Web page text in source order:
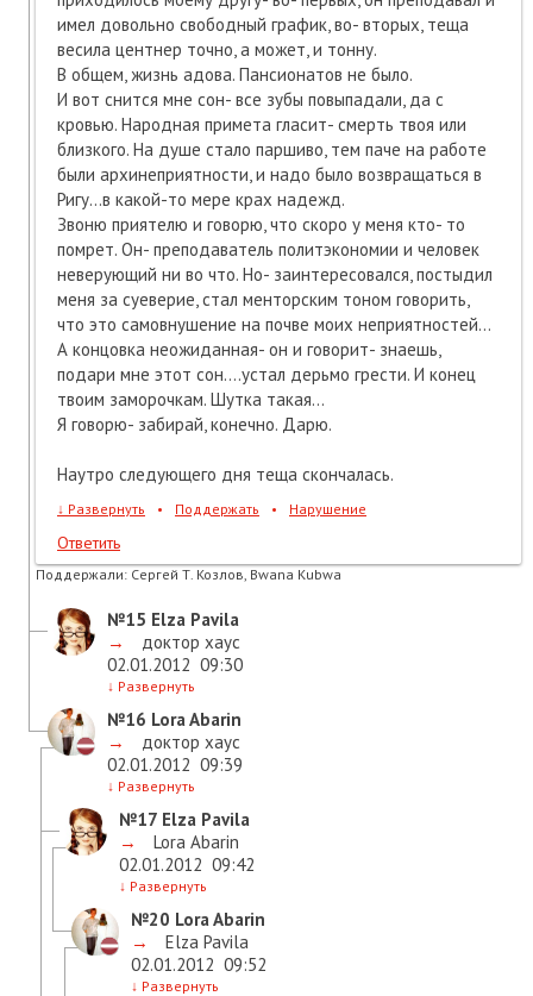
имел довольно свободный график, во- вторых, теща
весила центнер точно, а может, и тонну.
В общем, жизнь адова. Пансионатов не было.
И вот снится мне сон- все зубы повыпадали, да с
кровью. Народная примета гласит- смерть твоя или
близкого. На душе стало паршиво, тем паче на работе
были архинеприятности, и надо было возвращаться в
Ригу...в какой-то мере крах надежд.
Звоню приятелю и говорю, что скоро у меня кто- то
помрет. Он- преподаватель политэкономии и человек
неверующий ни во что. Но- заинтересовался, постыдил
меня за суеверие, стал менторским тоном говорить,
что это самовнушение на почве моих неприятностей...
А концовка неожиданная- он и говорит- знаешь,
подари мне этот сон....устал дерьмо грести. И конец
твоим заморочкам. Шутка такая...
Я говорю- забирай, конечно. Дарю.
Наутро следующего дня теща скончалась.
↓ Развернуть • Поддержать • Нарушение
Ответить
Поддержали: Сергей Т. Козлов, Bwana Kubwa
№15 Elza Pavila
→
доктор хаус
02.01.2012 09:30
↓ Развернуть
№16 Lora Abarin
→
доктор хаус
02.01.2012 09:39
↓ Развернуть
№17 Elza Pavila
→
Lora Abarin
02.01.2012 09:42
↓ Развернуть
№20 Lora Abarin
→
Elza Pavila
02.01.2012 09:52
↓ Развернуть